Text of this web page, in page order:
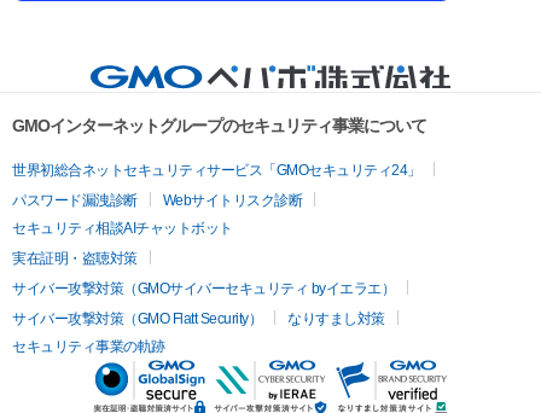
GMOインターネットグループのセキュリティ事業について
世界初総合ネットセキュリティサービス「GMOセキュリティ24」
パスワード漏洩診断
Webサイトリスク診断
セキュリティ相談AIチャットボット
実在証明・盗聴対策
サイバー攻撃対策（GMOサイバーセキュリティ byイエラエ）
サイバー攻撃対策（GMO Flatt Security）
なりすまし対策
セキュリティ事業の軌跡